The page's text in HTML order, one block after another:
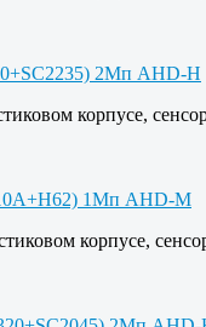
корпусе,
корпусе,